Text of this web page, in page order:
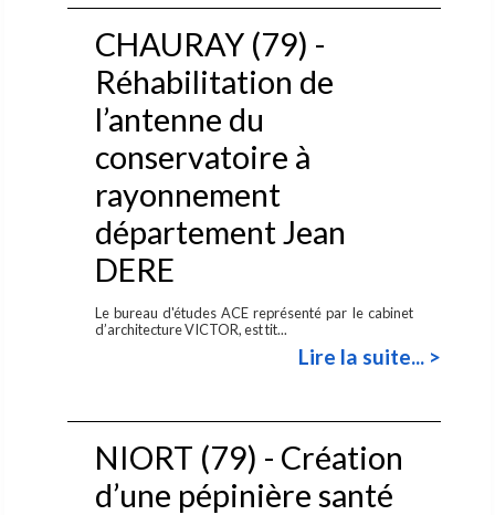
CHAURAY (79) -
Réhabilitation de
l’antenne du
conservatoire à
rayonnement
département Jean
DERE
Le bureau d'études ACE représenté par le cabinet
d’architecture VICTOR, est tit...
Lire la suite... >
NIORT (79) - Création
d’une pépinière santé